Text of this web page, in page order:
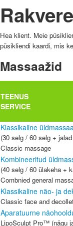
Hea klient. Meie
püsikliendi kaardi, mis
Massaažid
TEENUS
SERVICE
Klassikaline
(30 selg / 60 selg +
Classic massage
Kombineeritud
(40 selg / 60 ülakeha +
Combnied general
Klassikaline näo- ja
Classic face and
Aparatuurne
LipoSculpt Pro™ (nägu